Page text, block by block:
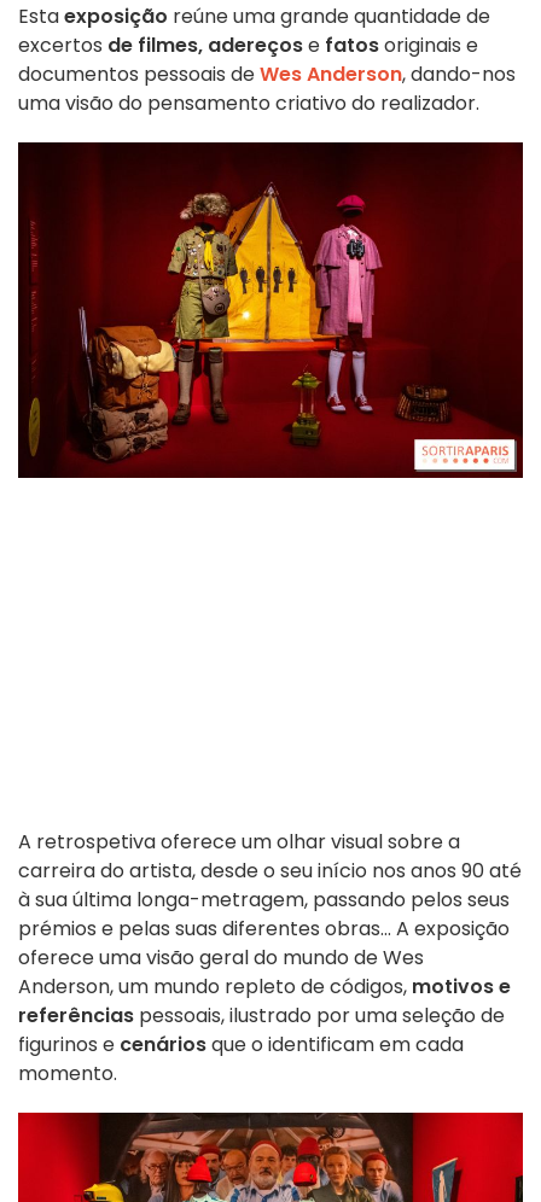
Estaexposição reúne uma grande quantidade de
excertos de filmes, adereçose fatosoriginais e
documentos pessoais deWes Anderson, dando-nos
uma visão do pensamento criativo do realizador.
A retrospetiva oferece um olhar visual sobre a
carreira do artista, desde o seu início nos anos 90 até
à sua última longa-metragem, passando pelos seus
prémios e pelas suas diferentes obras... A exposição
oferece uma visão geral do mundo de Wes
Anderson, um mundo repleto de códigos, motivos e
referências pessoais, ilustrado por uma seleção de
figurinos e cenáriosque o identificam em cada
momento.